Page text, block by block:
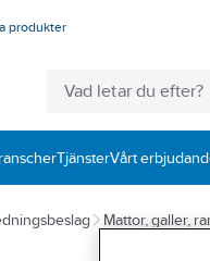
produkter
TjänsterVårt
Mattor, galler,